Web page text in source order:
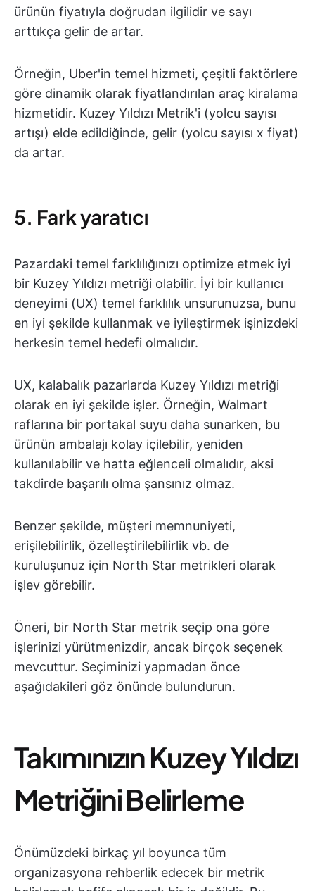
ürünün fiyatıyla doğrudan ilgilidir ve sayı
arttıkça gelir de artar.
Örneğin, Uber'in temel hizmeti, çeşitli faktörlere
göre dinamik olarak fiyatlandırılan araç kiralama
hizmetidir. Kuzey Yıldızı Metrik'i (yolcu sayısı
artışı) elde edildiğinde, gelir (yolcu sayısı x fiyat)
da artar.
5. Fark yaratıcı
Pazardaki temel farklılığınızı optimize etmek iyi
bir Kuzey Yıldızı metriği olabilir. İyi bir kullanıcı
deneyimi (UX) temel farklılık unsurunuzsa, bunu
en iyi şekilde kullanmak ve iyileştirmek işinizdeki
herkesin temel hedefi olmalıdır.
UX, kalabalık pazarlarda Kuzey Yıldızı metriği
olarak en iyi şekilde işler. Örneğin, Walmart
raflarına bir portakal suyu daha sunarken, bu
ürünün ambalajı kolay içilebilir, yeniden
kullanılabilir ve hatta eğlenceli olmalıdır, aksi
takdirde başarılı olma şansınız olmaz.
Benzer şekilde, müşteri memnuniyeti,
erişilebilirlik, özelleştirilebilirlik vb. de
kuruluşunuz için North Star metrikleri olarak
işlev görebilir.
Öneri, bir North Star metrik seçip ona göre
işlerinizi yürütmenizdir, ancak birçok seçenek
mevcuttur. Seçiminizi yapmadan önce
aşağıdakileri göz önünde bulundurun.
Takımınızın Kuzey Yıldızı
Metriğini Belirleme
Önümüzdeki birkaç yıl boyunca tüm
organizasyona rehberlik edecek bir metrik